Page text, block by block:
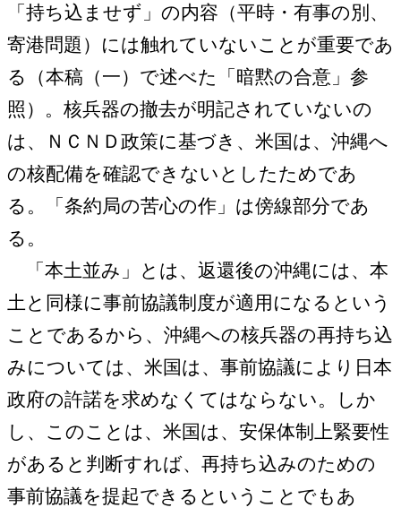
「持ち込ませず」の内容（平時・有事の別、
寄港問題）には触れていないことが重要であ
る（本稿（一）で述べた「暗黙の合意」参
照）。核兵器の撤去が明記されていないの
は、ＮＣＮＤ政策に基づき、米国は、沖縄へ
の核配備を確認できないとしたためであ
る。「条約局の苦心の作」は傍線部分であ
る。
「本土並み」とは、返還後の沖縄には、本
土と同様に事前協議制度が適用になるという
ことであるから、沖縄への核兵器の再持ち込
みについては、米国は、事前協議により日本
政府の許諾を求めなくてはならない。しか
し、このことは、米国は、安保体制上緊要性
があると判断すれば、再持ち込みのための
事前協議を提起できるということでもあ